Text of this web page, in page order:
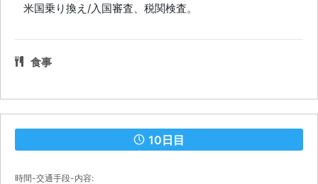
米国乗り換え/入国審査、税関検査。
食事
10日目
時間-交通手段-内容: